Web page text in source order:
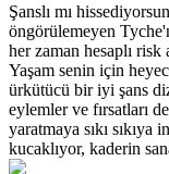
Şanslı mı
öngörülemeyen
her zaman hesaplı
Yaşam senin için
ürkütücü bir iyi şans
eylemler ve fırsatları
yaratmaya sıkı
kucaklıyor, kaderin